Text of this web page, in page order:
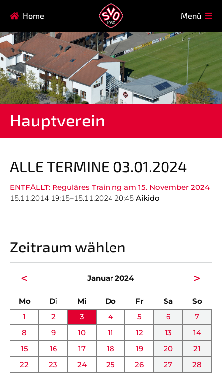
Home Menü
Hauptverein
ALLE TERMINE 03.01.2024
ENTFÄLLT: Reguläres Training am 15. November 2024
15.11.2014 19:15–15.11.2024 20:45 Aikido
Zeitraum wählen
< Januar 2024 >
Montag Dienstag
Mittwoch
Donnerstag
Freitag SamstagSo
1
2 3 4 5 6
7
8
9 10 11 12 13
14
15
16 17 18 19 20
21
22
23 24 25 26 27
28
Navigation
überspringen
HAUPTVEREIN
MITGLIEDSCHAFT
FAQ
Navigation
überspringen
AIKIDO
EISSTOCK
FITNESSKURSE
FUSSBALL
GARDE
GESUNDHEITSSPORT
KINDERTURNEN
KYUDO
REHASPORT
TAEKWONDO
TENNIS
Navigation
überspringen
SVO
Mitgliedschaft
Ehrenmitglieder
Gesundheitssport
Verwaltung Intern
INFO
Alle Termine
Anfahrt
Chronik
Fanshop
VEREIN
KOOPERATIONEN